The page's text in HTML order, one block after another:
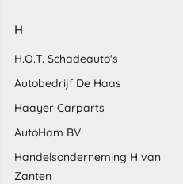
H
H.O.T. Schadeauto's
Autobedrijf De Haas
Haayer Carparts
AutoHam BV
Handelsonderneming H van
Zanten